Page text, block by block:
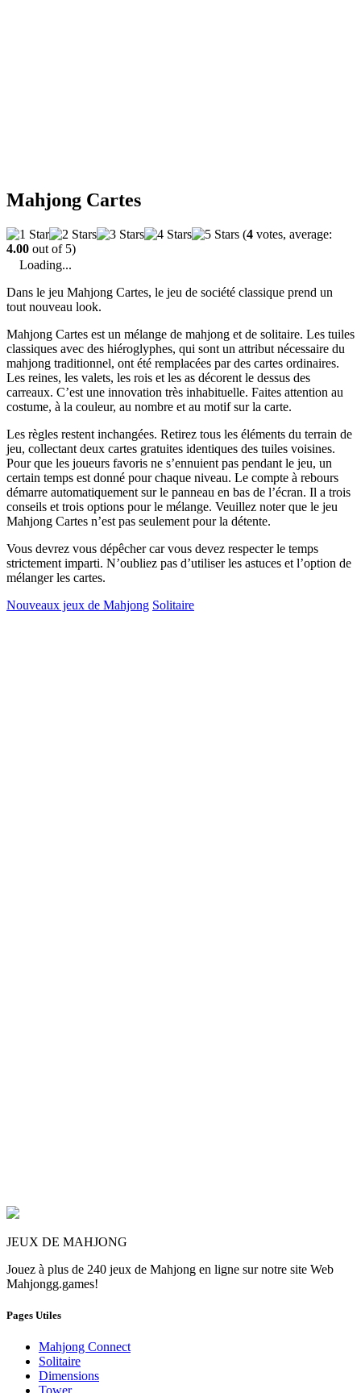
Mahjong Cartes
(4 votes, average:
4.00 out of 5)
Loading...
Dans le jeu Mahjong Cartes, le jeu de société classique prend un
tout nouveau look.
Mahjong Cartes est un mélange de mahjong et de solitaire. Les tuiles
classiques avec des hiéroglyphes, qui sont un attribut nécessaire du
mahjong traditionnel, ont été remplacées par des cartes ordinaires.
Les reines, les valets, les rois et les as décorent le dessus des
carreaux. C’est une innovation très inhabituelle. Faites attention au
costume, à la couleur, au nombre et au motif sur la carte.
Les règles restent inchangées. Retirez tous les éléments du terrain de
jeu, collectant deux cartes gratuites identiques des tuiles voisines.
Pour que les joueurs favoris ne s’ennuient pas pendant le jeu, un
certain temps est donné pour chaque niveau. Le compte à rebours
démarre automatiquement sur le panneau en bas de l’écran. Il a trois
conseils et trois options pour le mélange. Veuillez noter que le jeu
Mahjong Cartes n’est pas seulement pour la détente.
Vous devrez vous dépêcher car vous devez respecter le temps
strictement imparti. N’oubliez pas d’utiliser les astuces et l’option de
mélanger les cartes.
Nouveaux jeux de Mahjong Solitaire
JEUX DE MAHJONG
Jouez à plus de 240 jeux de Mahjong en ligne sur notre site Web
Mahjongg.games!
Pages Utiles
Mahjong Connect
Solitaire
Dimensions